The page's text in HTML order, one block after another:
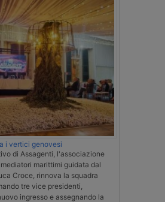
i vertici genovesi
di Assagenti, l'associazione
marittimi guidata dal
Croce, rinnova la squadra
tre vice presidenti,
ingresso e assegnando la